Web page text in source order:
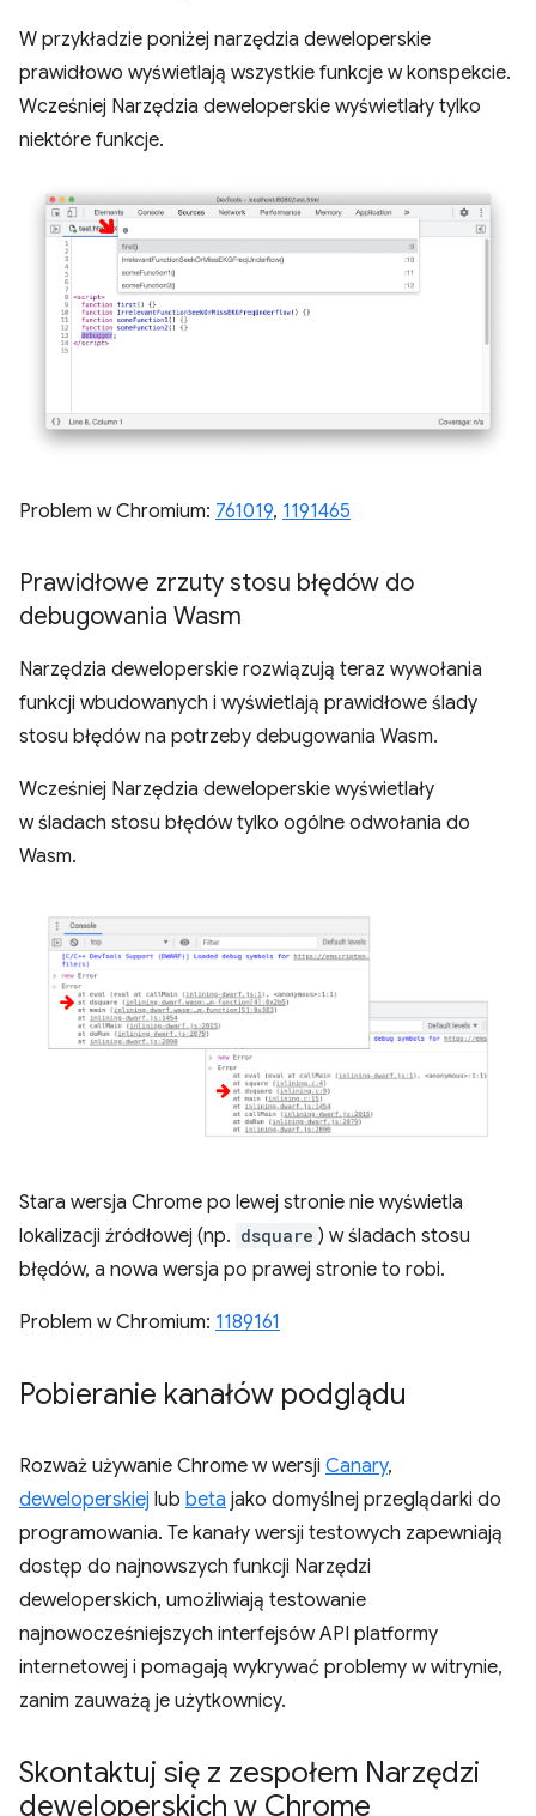
W przykładzie poniżej narzędzia deweloperskie
prawidłowo wyświetlają wszystkie funkcje w konspekcie.
Wcześniej Narzędzia deweloperskie wyświetlały tylko
niektóre funkcje.
Problem w Chromium: 761019, 1191465
Prawidłowe zrzuty stosu błędów do
debugowania Wasm
Narzędzia deweloperskie rozwiązują teraz wywołania
funkcji wbudowanych i wyświetlają prawidłowe ślady
stosu błędów na potrzeby debugowania Wasm.
Wcześniej Narzędzia deweloperskie wyświetlały
w śladach stosu błędów tylko ogólne odwołania do
Wasm.
Stara wersja Chrome po lewej stronie nie wyświetla
lokalizacji źródłowej (np. dsquare ) w śladach stosu
błędów, a nowa wersja po prawej stronie to robi.
Problem w Chromium: 1189161
Pobieranie kanałów podglądu
Rozważ używanie Chrome w wersji Canary,
deweloperskiej lub beta jako domyślnej przeglądarki do
programowania. Te kanały wersji testowych zapewniają
dostęp do najnowszych funkcji Narzędzi
deweloperskich, umożliwiają testowanie
najnowocześniejszych interfejsów API platformy
internetowej i pomagają wykrywać problemy w witrynie,
zanim zauważą je użytkownicy.
Skontaktuj się z zespołem Narzędzi
deweloperskich w Chrome